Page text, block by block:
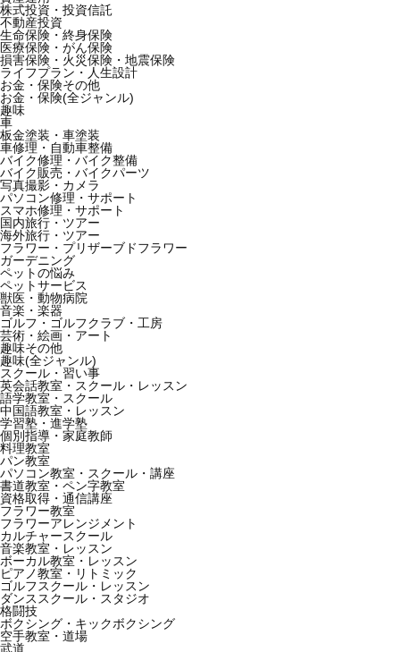
株式投資・投資信託
不動産投資
生命保険・終身保険
医療保険・がん保険
損害保険・火災保険・地震保険
ライフプラン・人生設計
お金・保険その他
お金・保険(全ジャンル)
趣味
車
板金塗装・車塗装
車修理・自動車整備
バイク修理・バイク整備
バイク販売・バイクパーツ
写真撮影・カメラ
パソコン修理・サポート
スマホ修理・サポート
国内旅行・ツアー
海外旅行・ツアー
フラワー・プリザーブドフラワー
ガーデニング
ペットの悩み
ペットサービス
獣医・動物病院
音楽・楽器
ゴルフ・ゴルフクラブ・工房
芸術・絵画・アート
趣味その他
趣味(全ジャンル)
スクール・習い事
英会話教室・スクール・レッスン
語学教室・スクール
中国語教室・レッスン
学習塾・進学塾
個別指導・家庭教師
料理教室
パン教室
パソコン教室・スクール・講座
書道教室・ペン字教室
資格取得・通信講座
フラワー教室
フラワーアレンジメント
カルチャースクール
音楽教室・レッスン
ボーカル教室・レッスン
ピアノ教室・リトミック
ゴルフスクール・レッスン
ダンススクール・スタジオ
格闘技
ボクシング・キックボクシング
空手教室・道場
武道